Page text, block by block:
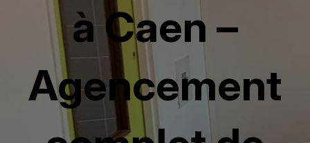
à Caen –
Agencement